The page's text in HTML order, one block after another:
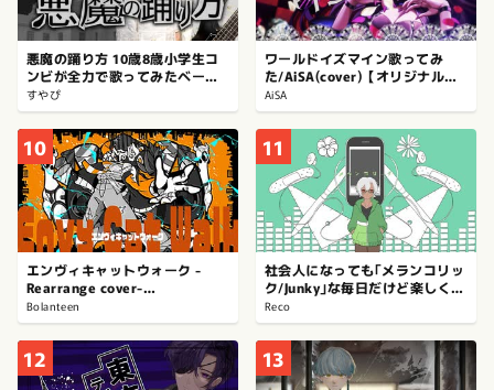
悪魔の踊り方 10歳8歳小学生コ
ンビが全力で歌ってみたベース
弾いてみた
すやぴ
ワールドイズマイン歌ってみ
た/AiSA(cover)【オリジナル
MV】
AiSA
10
エンヴィキャットウォーク -
Rearrange cover-
【Bolanteen】
Bolanteen
11
社会人になっても｢メランコリッ
ク/Junky｣な毎日だけど楽しく歌
ってみた。
Reco
12 13